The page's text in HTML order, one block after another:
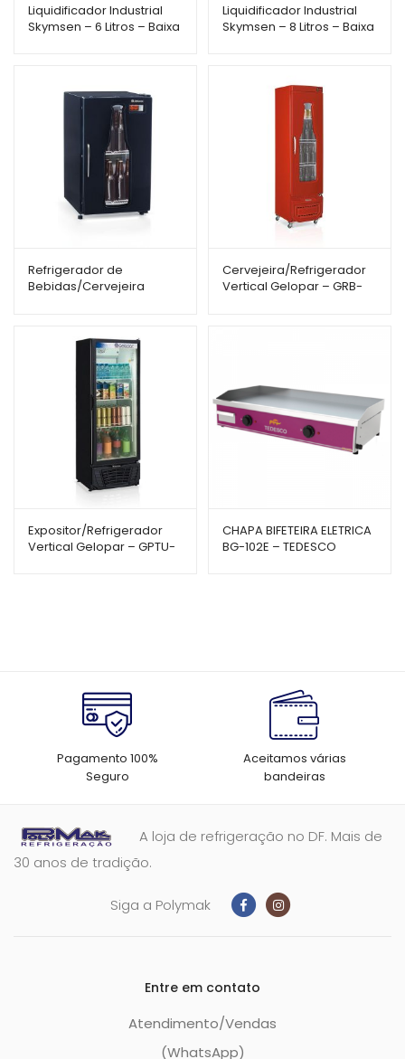
Liquidificador Industrial
Skymsen – 6 Litros – Baixa
Liquidificador Industrial
Skymsen – 8 Litros – Baixa
Refrigerador de
Bebidas/Cervejeira
Cervejeira/Refrigerador
Vertical Gelopar – GRB-
Expositor/Refrigerador
Vertical Gelopar – GPTU-
CHAPA BIFETEIRA ELETRICA
BG-102E – TEDESCO
Pagamento 100%
Seguro
Aceitamos várias
bandeiras
A loja de refrigeração no DF. Mais de
30 anos de tradição.
Siga a Polymak
Entre em contato
Atendimento/Vendas
(WhatsApp)